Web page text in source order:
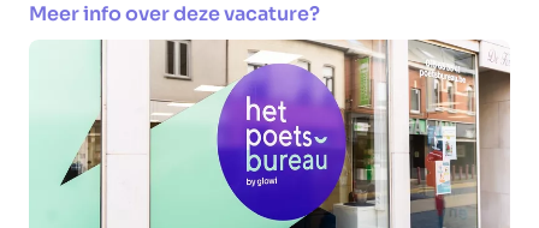
Meer info over deze vacature?